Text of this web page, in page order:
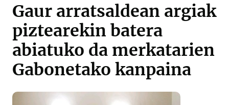
Gaur arratsaldean argiak
piztearekin batera
abiatuko da merkatarien
Gabonetako kanpaina